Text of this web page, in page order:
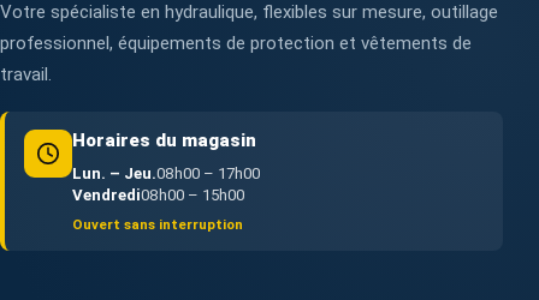
Votre spécialiste en hydraulique, flexibles sur mesure, outillage
professionnel, équipements de protection et vêtements de
travail.
Horaires du magasin
Lun. – Jeu.08h00 – 17h00
Vendredi08h00 – 15h00
Ouvert sans interruption